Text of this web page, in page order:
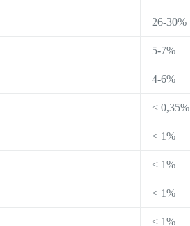
26-30%
5-7%
4-6%
< 0,35%
< 1%
< 1%
< 1%
< 1%